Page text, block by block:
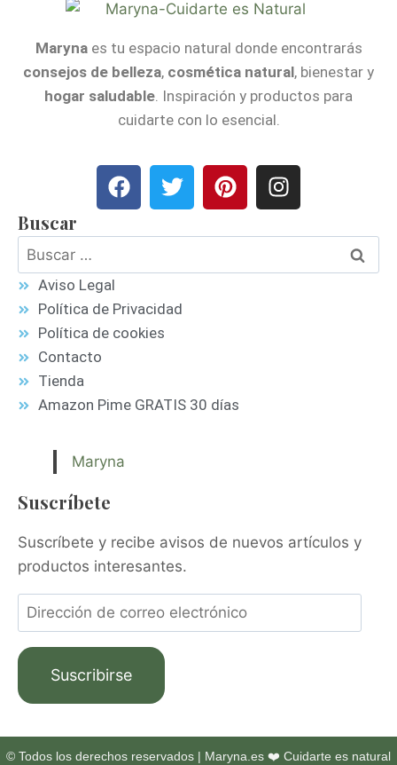
Marynaes tu espacio natural donde encontrarás
consejos de belleza, cosmética natural, bienestar y
hogar saludable . Inspiración y productos para
cuidarte con lo esencial.
Buscar
Aviso Legal
Política de Privacidad
Política de cookies
Contacto
Tienda
Amazon Pime GRATIS 30 días
Maryna
Suscríbete
Suscríbete y recibe avisos de nuevos artículos y
productos interesantes.
Suscribirse
© Todos los derechos reservados | Maryna.es ❤️ Cuidarte es natural